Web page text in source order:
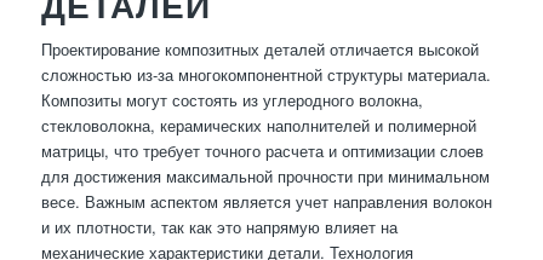
Проектирование композитных деталей отличается высокой
сложностью из-за многокомпонентной структуры материала.
Композиты могут состоять из углеродного волокна,
стекловолокна, керамических наполнителей и полимерной
матрицы, что требует точного расчета и оптимизации слоев
для достижения максимальной прочности при минимальном
весе. Важным аспектом является учет направления волокон
и их плотности, так как это напрямую влияет на
механические характеристики детали. Технология